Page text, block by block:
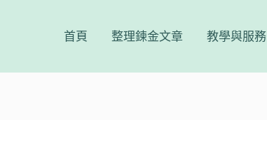
首頁 整理鍊金文章 教學與服務